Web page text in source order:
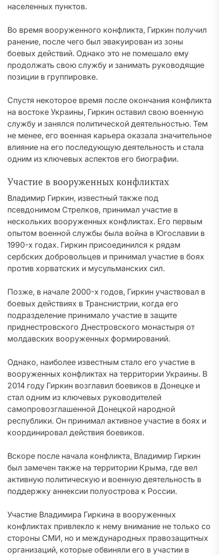
населенных пунктов.
Во время вооруженного конфликта, Гиркин получил
ранение, после чего был эвакуирован из зоны
боевых действий. Однако это не помешало ему
продолжать свою службу и занимать руководящие
позиции в группировке.
Спустя некоторое время после окончания конфликта
на востоке Украины, Гиркин оставил свою военную
службу и занялся политической деятельностью. Тем
не менее, его военная карьера оказала значительное
влияние на его последующую деятельность и стала
одним из ключевых аспектов его биографии.
Участие в вооруженных конфликтах
Владимир Гиркин, известный также под
псевдонимом Стрелков, принимал участие в
нескольких вооруженных конфликтах. Его первым
опытом военной службы была война в Югославии в
1990-х годах. Гиркин присоединился к рядам
сербских добровольцев и принимал участие в боях
против хорватских и мусульманских сил.
Позже, в начале 2000-х годов, Гиркин участвовал в
боевых действиях в Транснистрии, когда его
подразделение принимало участие в защите
приднестровского Днестровского монастыря от
молдавских вооруженных формирований.
Однако, наиболее известным стало его участие в
вооруженных конфликтах на территории Украины. В
2014 году Гиркин возглавил боевиков в Донецке и
стал одним из ключевых руководителей
самопровозглашенной Донецкой народной
республики. Он принимал активное участие в боях и
координировал действия боевиков.
Вскоре после начала конфликта, Владимир Гиркин
был замечен также на территории Крыма, где вел
активную политическую и военную деятельность в
поддержку аннексии полуострова к России.
Участие Владимира Гиркина в вооруженных
конфликтах привлекло к нему внимание не только со
стороны СМИ, но и международных правозащитных
организаций, которые обвиняли его в участии в